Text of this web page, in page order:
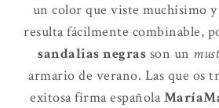
un color que viste muchísimo
resulta fácilmente combinable,
sandalias negras son un
armario de verano. Las que os
exitosa firma española